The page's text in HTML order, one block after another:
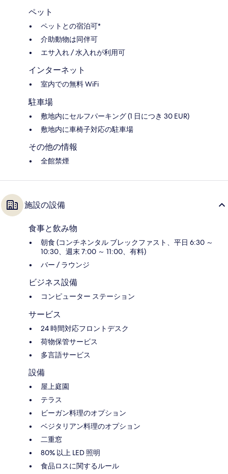
ペット
ペットとの宿泊可*
介助動物は同伴可
エサ入れ / 水入れが利用可
インターネット
室内での無料 WiFi
駐車場
敷地内にセルフパーキング (1 日につき 30 EUR)
敷地内に車椅子対応の駐車場
その他の情報
全館禁煙
施設の設備
食事と飲み物
朝食 (コンチネンタル ブレックファスト、平日 6:30 ～
10:30、週末 7:00 ～ 11:00、有料)
バー / ラウンジ
ビジネス設備
コンピューター ステーション
サービス
24 時間対応フロントデスク
荷物保管サービス
多言語サービス
設備
屋上庭園
テラス
ビーガン料理のオプション
ベジタリアン料理のオプション
二重窓
80% 以上 LED 照明
食品ロスに関するルール